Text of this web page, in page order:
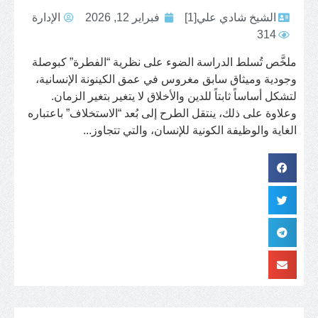
الشيخ شادي علي[1] فبراير 12, 2026
الإدارة
314
ملخَّص تُسلط الدراسة الضوء على نظرية “الفطرة” كبوصلة
وجودية وميثاق سابق مغروس في عمق الكينونة الإنسانية،
لتشكل أساساً ثابتاً للدين والأخلاق لا يتغير بتغير الزمان.
وعلاوة على ذلك، ينتقل الطرح إلى بُعد “الاستخلاف” باعتباره
الغاية والوظيفة الكونية للإنسان، والتي تتجاوز...